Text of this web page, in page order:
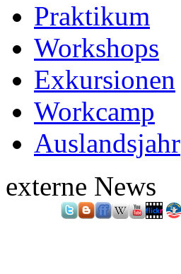
Praktikum
Workshops
Exkursionen
Workcamp
Auslandsjahr
externe News